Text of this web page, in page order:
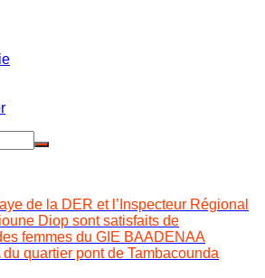
de la DER et l’Inspecteur Régional
Diop sont satisfaits de
femmes du GIE BAADENAA
du quartier pont de Tambacounda